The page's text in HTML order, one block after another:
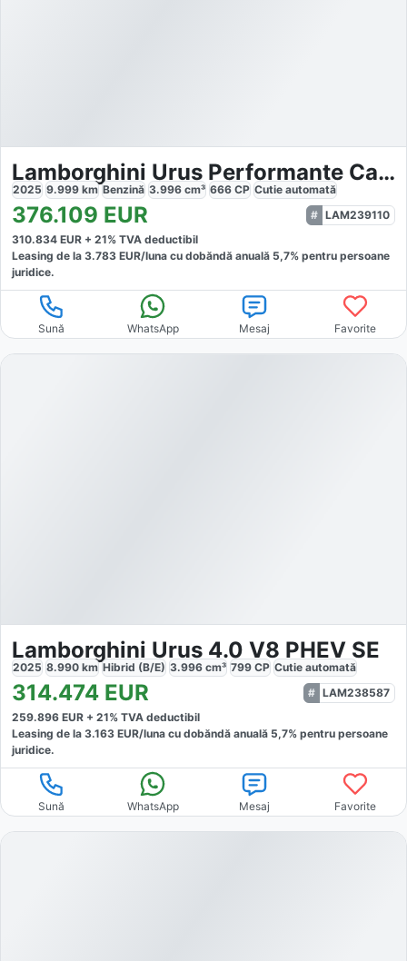
Lamborghini Urus Performante Carbon Ext
2025 9.999 km Benzină 3.996 cm³ 666 CP Cutie automată
376.109 EUR
LAM239110
310.834 EUR + 21% TVA deductibil
Leasing de la 3.783 EUR/luna cu dobăndă anuală 5,7% pentru persoane
juridice.
Sună WhatsApp Mesaj Favorite
Lamborghini Urus 4.0 V8 PHEV SE
2025 8.990 km Hibrid (B/E) 3.996 cm³ 799 CP Cutie automată
314.474 EUR
LAM238587
259.896 EUR + 21% TVA deductibil
Leasing de la 3.163 EUR/luna cu dobăndă anuală 5,7% pentru persoane
juridice.
Sună WhatsApp Mesaj Favorite